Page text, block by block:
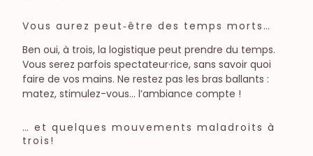
Vous aurez peut‑être des temps morts…
Ben oui, à trois, la logistique peut prendre du temps.
Vous serez parfois spectateur·rice, sans savoir quoi
faire de vos mains. Ne restez pas les bras ballants :
matez, stimulez-vous… l’ambiance compte !
… et quelques mouvements maladroits à
trois!